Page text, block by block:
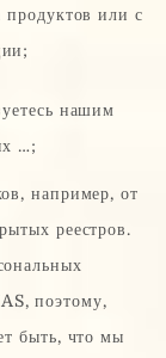
продуктов или с
нашим
…;
например, от
реестров.
поэтому,
быть, что мы